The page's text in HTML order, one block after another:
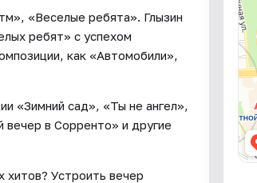
«Веселые ребята». Глызин
ребят» с успехом
как «Автомобили»,
«Зимний сад», «Ты не ангел»,
в Сорренто» и другие
хитов? Устроить вечер